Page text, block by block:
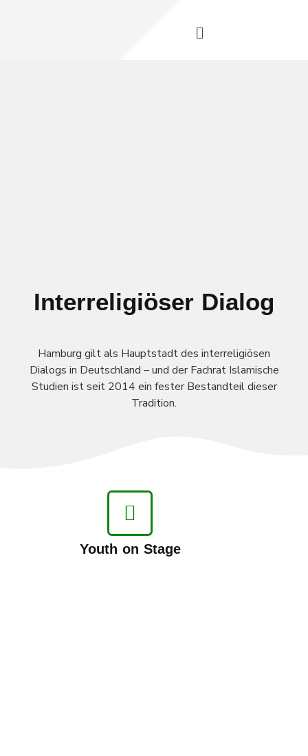
Interreligiöser Dialog
Hamburg gilt als Hauptstadtdes interreligiösen
Dialogs in Deutschland – und derFachratIslamische
Studien ist seit 2014 ein fester Bestandteil dieser
Tradition.
Youth on Stage